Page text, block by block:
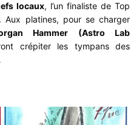
locaux, l’un finaliste de Top
Aux platines, pour se charger
Hammer (Astro Lab
crépiter les tympans des